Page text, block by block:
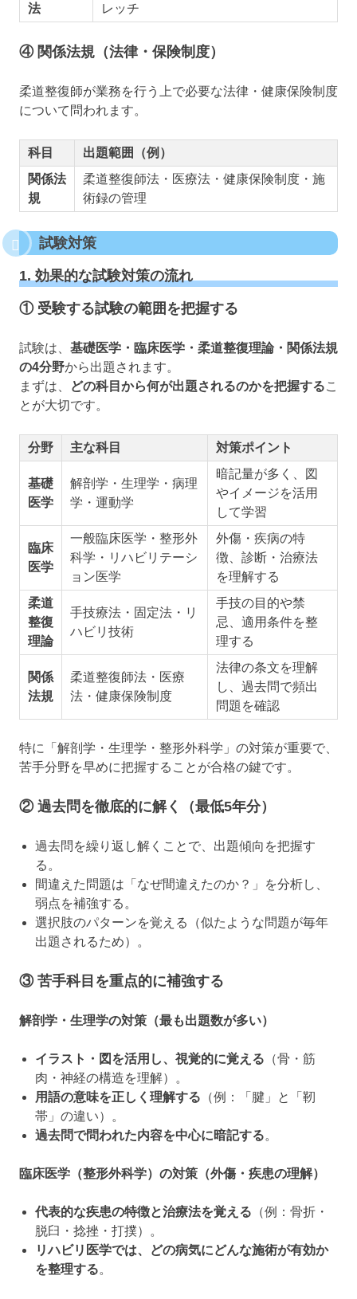
法
レッチ
④ 関係法規（法律・保険制度）
柔道整復師が業務を行う上で必要な法律・健康保険制度
について問われます。
科目
出題範囲（例）
関係法
規
柔道整復師法・医療法・健康保険制度・施
術録の管理
試験対策
1. 効果的な試験対策の流れ
① 受験する試験の範囲を把握する
試験は、 基礎医学・臨床医学・柔道整復理論・関係法規
の4分野から出題されます。
まずは、
どの科目から何が出題されるのかを把握するこ
とが大切です。
分野 主な科目 対策ポイント
基礎
医学
解剖学・生理学・病理
学・運動学
暗記量が多く、図
やイメージを活用
して学習
臨床
医学
一般臨床医学・整形外
科学・リハビリテーシ
ョン医学
外傷・疾病の特
徴、診断・治療法
を理解する
柔道
整復
理論
手技療法・固定法・リ
ハビリ技術
手技の目的や禁
忌、適用条件を整
理する
関係
法規
柔道整復師法・医療
法・健康保険制度
法律の条文を理解
し、過去問で頻出
問題を確認
特に「解剖学・生理学・整形外科学」の対策が重要で、
苦手分野を早めに把握することが合格の鍵です。
② 過去問を徹底的に解く（最低5年分）
過去問を繰り返し解くことで、出題傾向を把握す
る。
間違えた問題は「なぜ間違えたのか？」を分析し、
弱点を補強する。
選択肢のパターンを覚える（似たような問題が毎年
出題されるため）。
③ 苦手科目を重点的に補強する
解剖学・生理学の対策（最も出題数が多い）
イラスト・図を活用し、視覚的に覚える （骨・筋
肉・神経の構造を理解）。
用語の意味を正しく理解する （例：「腱」と「靭
帯」の違い）。
過去問で問われた内容を中心に暗記する。
臨床医学（整形外科学）の対策（外傷・疾患の理解）
代表的な疾患の特徴と治療法を覚える （例：骨折・
脱臼・捻挫・打撲）。
リハビリ医学では、どの病気にどんな施術が有効か
を整理する。